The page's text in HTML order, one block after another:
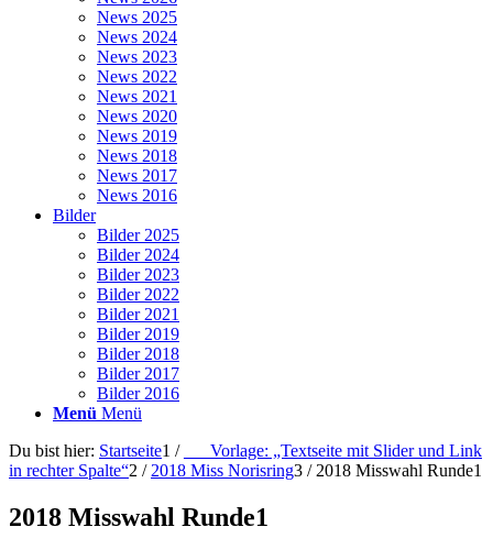
News 2025
News 2024
News 2023
News 2022
News 2021
News 2020
News 2019
News 2018
News 2017
News 2016
Bilder
Bilder 2025
Bilder 2024
Bilder 2023
Bilder 2022
Bilder 2021
Bilder 2019
Bilder 2018
Bilder 2017
Bilder 2016
Menü Menü
Du bist hier: Startseite1 /
___Vorlage: „Textseite mit Slider und Link
in rechter Spalte“2 / 2018 Miss Norisring3 / 2018 Misswahl Runde1
2018 Misswahl Runde1